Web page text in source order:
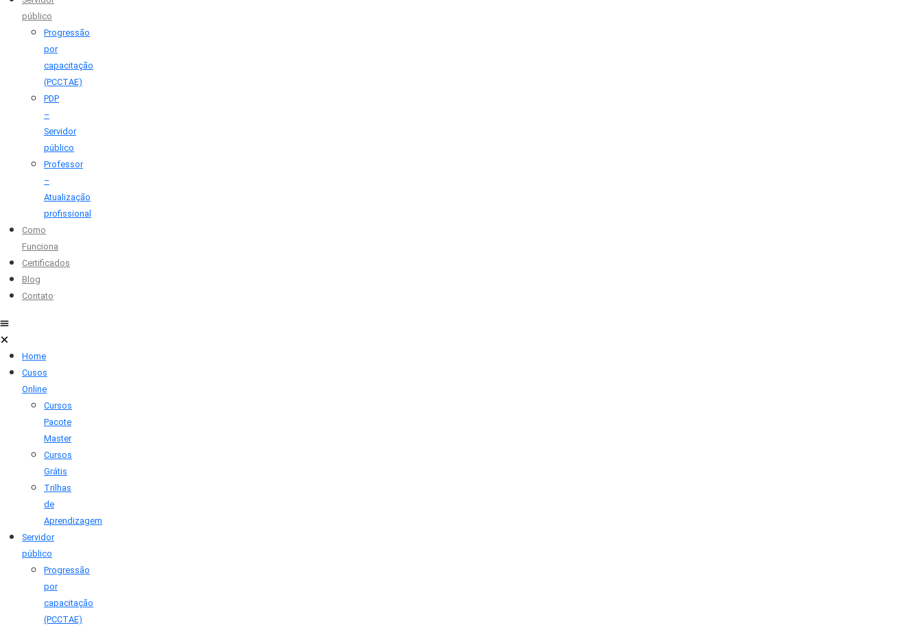
público
Progressão
por
capacitação
(PCCTAE)
PDP
–
Servidor
público
Professor
–
Atualização
profissional
Como
Funciona
Certificados
Blog
Contato
Home
Cusos
Online
Cursos
Pacote
Master
Cursos
Grátis
Trilhas
de
Aprendizagem
Servidor
público
Progressão
por
capacitação
(PCCTAE)